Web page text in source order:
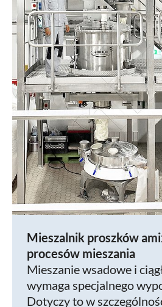
Mieszalnik proszków
procesów mieszania
Mieszanie wsadowe i
wymaga specjalnego
Dotyczy to w